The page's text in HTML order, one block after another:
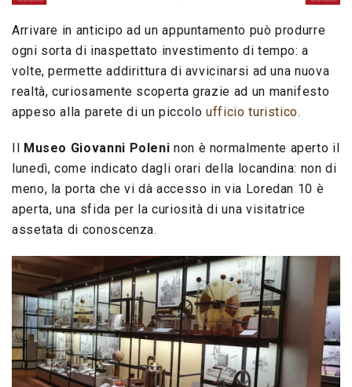
Arrivare in anticipo ad un appuntamento può produrre
ogni sorta di inaspettato investimento di tempo: a
volte, permette addirittura di avvicinarsi ad una nuova
realtà, curiosamente scoperta grazie ad un manifesto
appeso alla parete di un piccoloufficio turistico.
Museo Giovanni Poleni non è normalmente aperto il
lunedì, come indicato dagli orari della locandina: non di
meno, la porta che vi dà accesso in via Loredan 10 è
aperta, una sfida per la curiosità di una visitatrice
assetata di conoscenza.